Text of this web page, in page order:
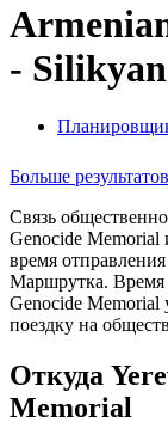
-
Больше результатов
Связь
Genocide
время
Маршрутка. Время
Genocide Memorial
поездку на
Откуда
Memorial